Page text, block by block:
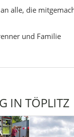
alle, die
und Familie
IN TÖPLITZ